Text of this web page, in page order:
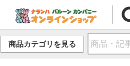
商品カテゴリを見る